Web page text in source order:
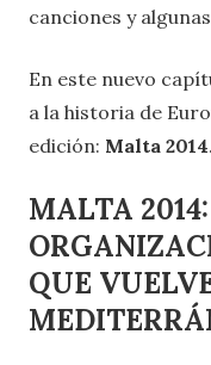
canciones y
En este nuevo
a la historia de
edición: Malta 2014.
MALTA
QUE